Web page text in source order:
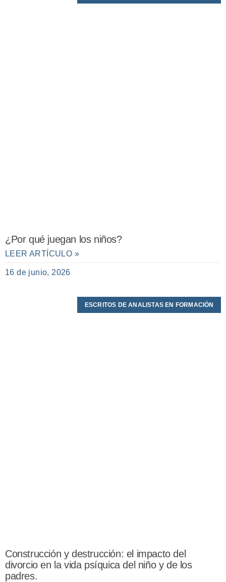
¿Por qué juegan los niños?
LEER ARTÍCULO »
16 de junio, 2026
ESCRITOS DE ANALISTAS EN FORMACIÓN
Construcción y destrucción: el impacto del
divorcio en la vida psíquica del niño y de los
padres.